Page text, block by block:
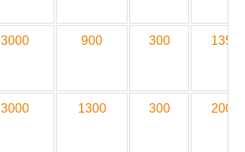
3000 900 300 1350
3000 1300 300 2000